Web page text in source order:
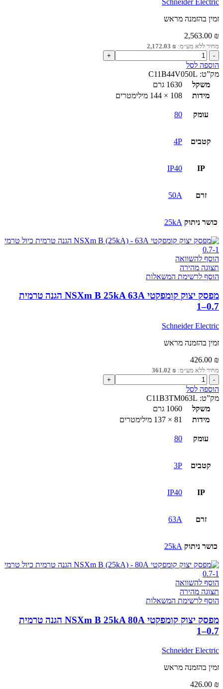
זמין בהזמנה מראש
2,563.00 ₪
מחיר ללא מע״מ: 2,172.03 ₪
כמות
של
מפסק
יצוק
קומפקטי
NSXm
25kA
הגנה
הוספה לסל
מק”ט: C11B44V050L
משקל
1630 גרם
מידות
108 × 144 מילימטרים
עומק 80
קטבים 4P
IP
IP40
זרם 50A
כושר ניתוק 25kA
הוסף להשוואה
תצוגה מהירה
הוסף לרשימת המשאלות
מפסק יצוק קומפקטי NSXm B 25kA 63A הגנה טרמית
0.7–1
Schneider Electric
זמין בהזמנה מראש
426.00 ₪
מחיר ללא מע״מ: 361.02 ₪
כמות
של
מפסק
יצוק
קומפקטי
NSXm
25kA
טרמית
הוספה לסל
מק”ט: C11B3TM063L
משקל
1060 גרם
מידות
81 × 137 מילימטרים
עומק 80
קטבים 3P
IP
IP40
זרם 63A
כושר ניתוק 25kA
הוסף להשוואה
תצוגה מהירה
הוסף לרשימת המשאלות
מפסק יצוק קומפקטי NSXm B 25kA 80A הגנה טרמית
0.7–1
Schneider Electric
זמין בהזמנה מראש
426.00 ₪